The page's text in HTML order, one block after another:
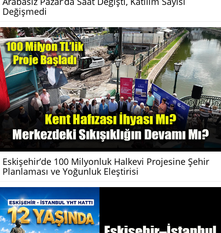
Değişmedi
Eskişehir’de 100 Milyonluk Halkevi Projesine Şehir
Planlaması ve Yoğunluk Eleştirisi